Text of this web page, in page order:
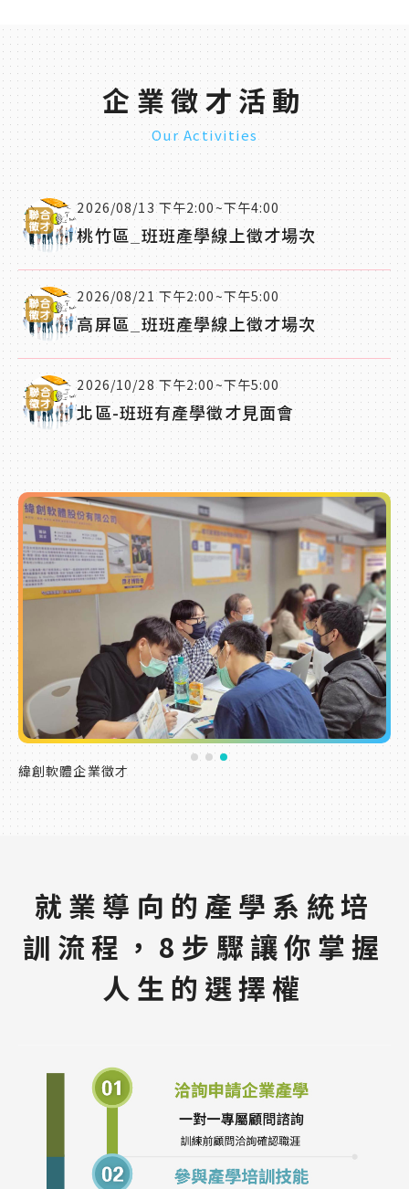
企業徵才活動
Our Activities
2026/08/13 下午2:00~下午4:00
桃竹區_班班產學線上徵才場次
2026/08/21 下午2:00~下午5:00
高屏區_班班產學線上徵才場次
2026/10/28 下午2:00~下午5:00
北區-班班有產學徵才見面會
緯創軟體企業徵才
就業導向的產學系統培
訓流程，8步驟讓你掌握
人生的選擇權